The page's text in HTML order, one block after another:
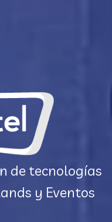
de tecnologías
y Eventos